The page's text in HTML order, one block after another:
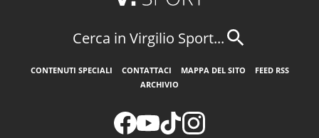
Cerca in Virgilio Sport...
CONTENUTI SPECIALI CONTATTACI MAPPA DEL SITO
FEED RSS
ARCHIVIO